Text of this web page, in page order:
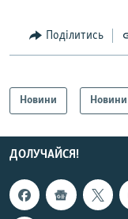
Поділитись
Новини Новини
ДОЛУЧАЙСЯ!